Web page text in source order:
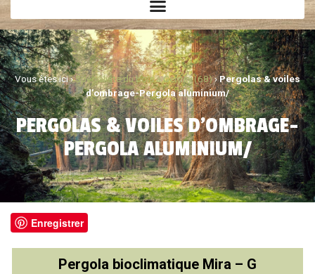
Vous êtes ici ›Spécialiste du bois à Cernay (68)›Pergolas & voiles
d’ombrage-Pergola aluminium/
PERGOLAS & VOILES D’OMBRAGE-
PERGOLA ALUMINIUM/
Enregistrer
Pergola bioclimatique Mira – G